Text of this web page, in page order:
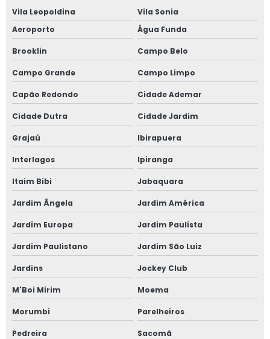
Janela anti ruído sobrepor
Janela anti ruído de sobrepor slim
Janela anti ruído sobreposta
Janela anti som
Janela para casas de alto padrão
Janela de correr 2 folhas
Janela de correr 3 folhas
Janela de correr 4 folhas
Janela de correr para quarto
Vila Leopoldina
Vila Sonia
Aeroporto
Água Funda
Brooklin Campo Belo
Campo Grande Campo Limpo
Capão Redondo Cidade Ademar
Cidade Dutra Cidade Jardim
Grajaú Ibirapuera
Interlagos Ipiranga
Itaim Bibi Jabaquara
Jardim Ângela Jardim América
Jardim Europa Jardim Paulista
Jardim Paulistano Jardim São Luiz
Jardins Jockey Club
M'Boi Mirim Moema
Morumbi Parelheiros
Pedreira Sacomã